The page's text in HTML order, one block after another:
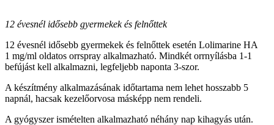
12 évesnél idősebb gyermekek és felnőttek
12 évesnél idősebb gyermekek és felnőttek esetén Lolimarine HA
1 mg/ml oldatos orrspray alkalmazható. Mindkét orrnyílásba 1-1
befújást kell alkalmazni, legfeljebb naponta 3-szor.
A készítmény alkalmazásának időtartama nem lehet hosszabb 5
napnál, hacsak kezelőorvosa másképp nem rendeli.
A gyógyszer ismételten alkalmazható néhány nap kihagyás után.